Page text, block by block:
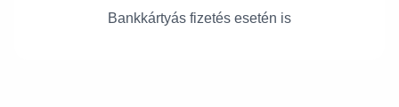
Bankkártyás fizetés esetén is